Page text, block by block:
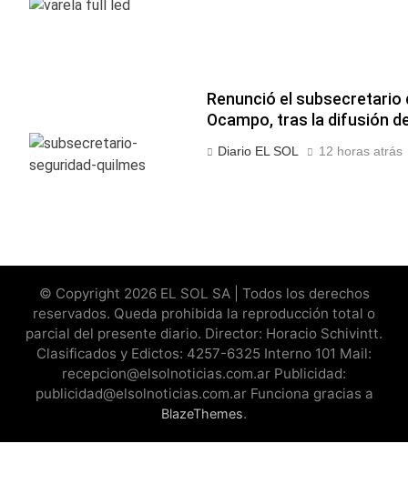
Renunció el subsecretario
Ocampo, tras la difusión
Diario EL SOL 12 horas atrás
© Copyright 2026 EL SOL SA | Todos los derechos
reservados. Queda prohibida la reproducción total o
parcial del presente diario. Director: Horacio Schivintt.
Clasificados y Edictos: 4257-6325 Interno 101 Mail:
recepcion@elsolnoticias.com.ar Publicidad:
publicidad@elsolnoticias.com.ar Funciona gracias a
BlazeThemes.